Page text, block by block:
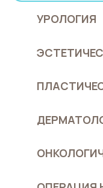
УРОЛОГИЯ